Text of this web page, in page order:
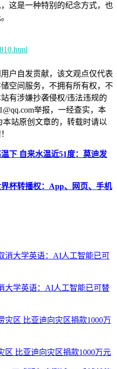
这是一种特别的纪念方式，也
户自发贡献，该文观点仅代表
空间服务，不拥有所有权，不
有涉嫌抄袭侵权/违法违规的
举报，一经查实，本
站原创文章的，转载时请以
下 自来水温近51度：莫迪发
杯转播权：App、网页、手机
大学英语：AI人工智能已可替
区 比亚迪向灾区捐款1000万元